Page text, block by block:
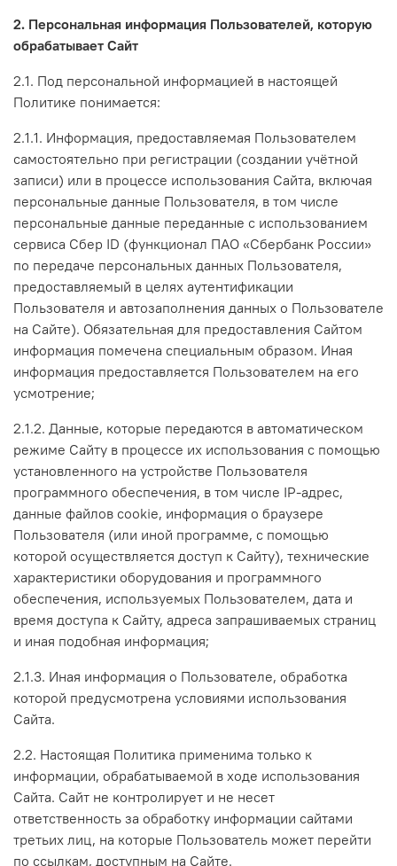
2. Персональная информация Пользователей, которую
обрабатывает Сайт
2.1. Под персональной информацией в настоящей
Политике понимается:
2.1.1. Информация, предоставляемая Пользователем
самостоятельно при регистрации (создании учётной
записи) или в процессе использования Сайта, включая
персональные данные Пользователя, в том числе
персональные данные переданные с использованием
сервиса Сбер ID (функционал ПАО «Сбербанк России»
по передаче персональных данных Пользователя,
предоставляемый в целях аутентификации
Пользователя и автозаполнения данных о Пользователе
на Сайте). Обязательная для предоставления Сайтом
информация помечена специальным образом. Иная
информация предоставляется Пользователем на его
усмотрение;
2.1.2. Данные, которые передаются в автоматическом
режиме Сайту в процессе их использования с помощью
установленного на устройстве Пользователя
программного обеспечения, в том числе IP-адрес,
данные файлов cookie, информация о браузере
Пользователя (или иной программе, с помощью
которой осуществляется доступ к Сайту), технические
характеристики оборудования и программного
обеспечения, используемых Пользователем, дата и
время доступа к Сайту, адреса запрашиваемых страниц
и иная подобная информация;
2.1.3. Иная информация о Пользователе, обработка
которой предусмотрена условиями использования
Сайта.
2.2. Настоящая Политика применима только к
информации, обрабатываемой в ходе использования
Сайта. Сайт не контролирует и не несет
ответственность за обработку информации сайтами
третьих лиц, на которые Пользователь может перейти
по ссылкам, доступным на Сайте.